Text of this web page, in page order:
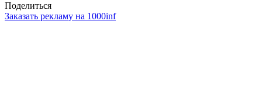
Поделиться
Заказать рекламу на 1000inf